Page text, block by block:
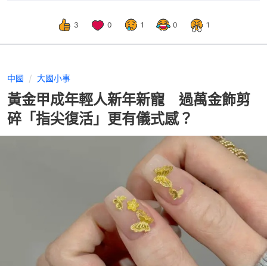
3 0 1 0 1
中國 大國小事
黃金甲成年輕人新年新寵 過萬金飾剪
碎「指尖復活」更有儀式感？